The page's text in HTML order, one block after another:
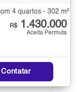
4 quartos - 302 m²
R$ 1.430.000
Aceita Permuta
Contatar